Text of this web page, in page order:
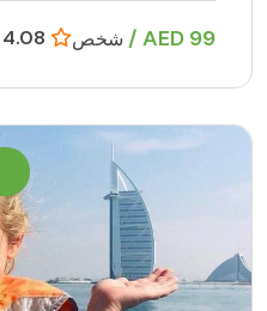
99 AED / شخص